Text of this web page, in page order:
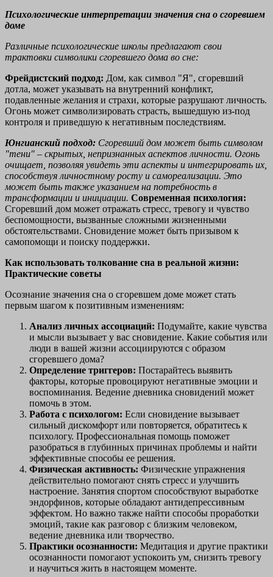
Психологические интерпретации значения сна о сгоревшем
доме
Различные психологические школы предлагают свои
трактовки символики сгоревшего дома во сне:
Фрейдистский подход: Дом, как символ "Я", сгоревший
дотла, может указывать на внутренний конфликт,
подавленные желания и страхи, которые разрушают личность.
Огонь может символизировать страсть, вышедшую из-под
контроля и приведшую к негативным последствиям.
Юнгианский подход: Сгоревший дом может быть символом
"тени" – скрытых, непризнанных аспектов личности. Огонь
очищает, позволяя увидеть эти аспекты и интегрировать их,
способствуя личностному росту и самореализации. Это
может быть также указанием на потребность в
трансформации и инициации. Современная психология:
Сгоревший дом может отражать стресс, тревогу и чувство
беспомощности, вызванные сложными жизненными
обстоятельствами. Сновидение может быть призывом к
самопомощи и поиску поддержки.
Как использовать толкование сна в реальной жизни:
Практические советы
Осознание значения сна о сгоревшем доме может стать
первым шагом к позитивным изменениям:
Анализ личных ассоциаций: Подумайте, какие чувства
и мысли вызывает у вас сновидение. Какие события или
люди в вашей жизни ассоциируются с образом
сгоревшего дома?
Определение триггеров: Постарайтесь выявить
факторы, которые провоцируют негативные эмоции и
воспоминания. Ведение дневника сновидений может
помочь в этом.
Работа с психологом: Если сновидение вызывает
сильный дискомфорт или повторяется, обратитесь к
психологу. Профессиональная помощь поможет
разобраться в глубинных причинах проблемы и найти
эффективные способы ее решения.
Физическая активность: Физические упражнения
действительно помогают снять стресс и улучшить
настроение. Занятия спортом способствуют выработке
эндорфинов, которые обладают антидепрессивным
эффектом. Но важно также найти способы проработки
эмоций, такие как разговор с близким человеком,
ведение дневника или творчество.
Практики осознанности: Медитация и другие практики
осознанности помогают успокоить ум, снизить тревогу
и научиться жить в настоящем моменте.